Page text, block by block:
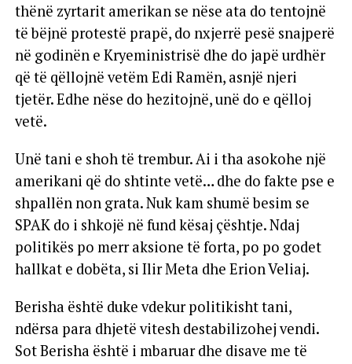
thënë zyrtarit amerikan se nëse ata do tentojnë
të bëjnë protestë prapë, do nxjerrë pesë snajperë
në godinën e Kryeministrisë dhe do japë urdhër
që të qëllojnë vetëm Edi Ramën, asnjë njeri
tjetër. Edhe nëse do hezitojnë, unë do e qëlloj
vetë.
Unë tani e shoh të trembur. Ai i tha asokohe një
amerikani që do shtinte vetë… dhe do fakte pse e
shpallën non grata. Nuk kam shumë besim se
SPAK do i shkojë në fund kësaj çështje. Ndaj
politikës po merr aksione të forta, po po godet
hallkat e dobëta, si Ilir Meta dhe Erion Veliaj.
Berisha është duke vdekur politikisht tani,
ndërsa para dhjetë vitesh destabilizohej vendi.
Sot Berisha është i mbaruar dhe disave me të